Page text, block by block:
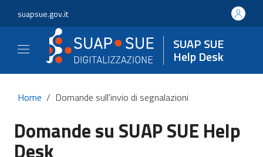
suapsue.gov.it
SUAP SUE
Help Desk
Home Domande sull'invio di segnalazioni
Domande su SUAP SUE Help
Desk